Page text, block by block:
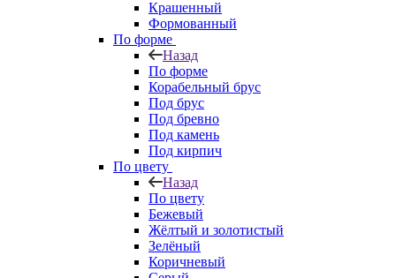
Крашенный
Формованный
По форме
Назад
По форме
Корабельный брус
Под брус
Под бревно
Под камень
Под кирпич
По цвету
Назад
По цвету
Бежевый
Жёлтый и золотистый
Зелёный
Коричневый